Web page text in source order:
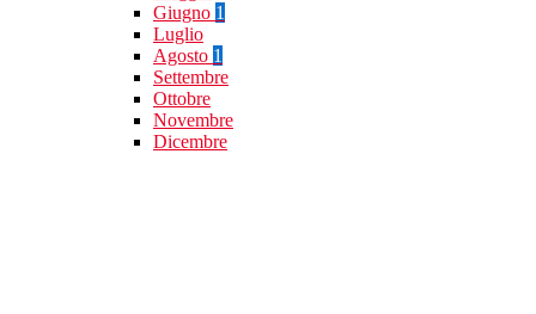
Giugno 1
Luglio
Agosto 1
Settembre
Ottobre
Novembre
Dicembre